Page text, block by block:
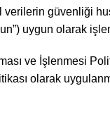
güvenliği
uygun olarak
ve İşlenmesi
olarak